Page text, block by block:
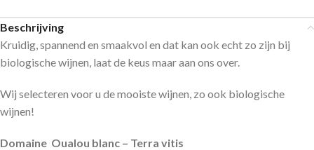
Beschrijving
Kruidig, spannend en smaakvol en dat kan ook echt zo zijn bij
biologische wijnen, laat de keus maar aan ons over.
Wij selecteren voor u de mooiste wijnen, zo ook biologische
wijnen!
Domaine Oualou blanc – Terra vitis